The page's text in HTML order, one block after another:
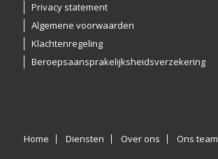
Privacy statement
Algemene voorwaarden
Klachtenregeling
Beroepsaansprakelijksheidsverzekering
Home Diensten Over ons Ons team